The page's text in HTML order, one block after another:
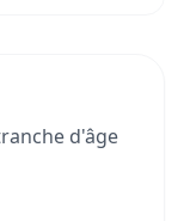
d'âge